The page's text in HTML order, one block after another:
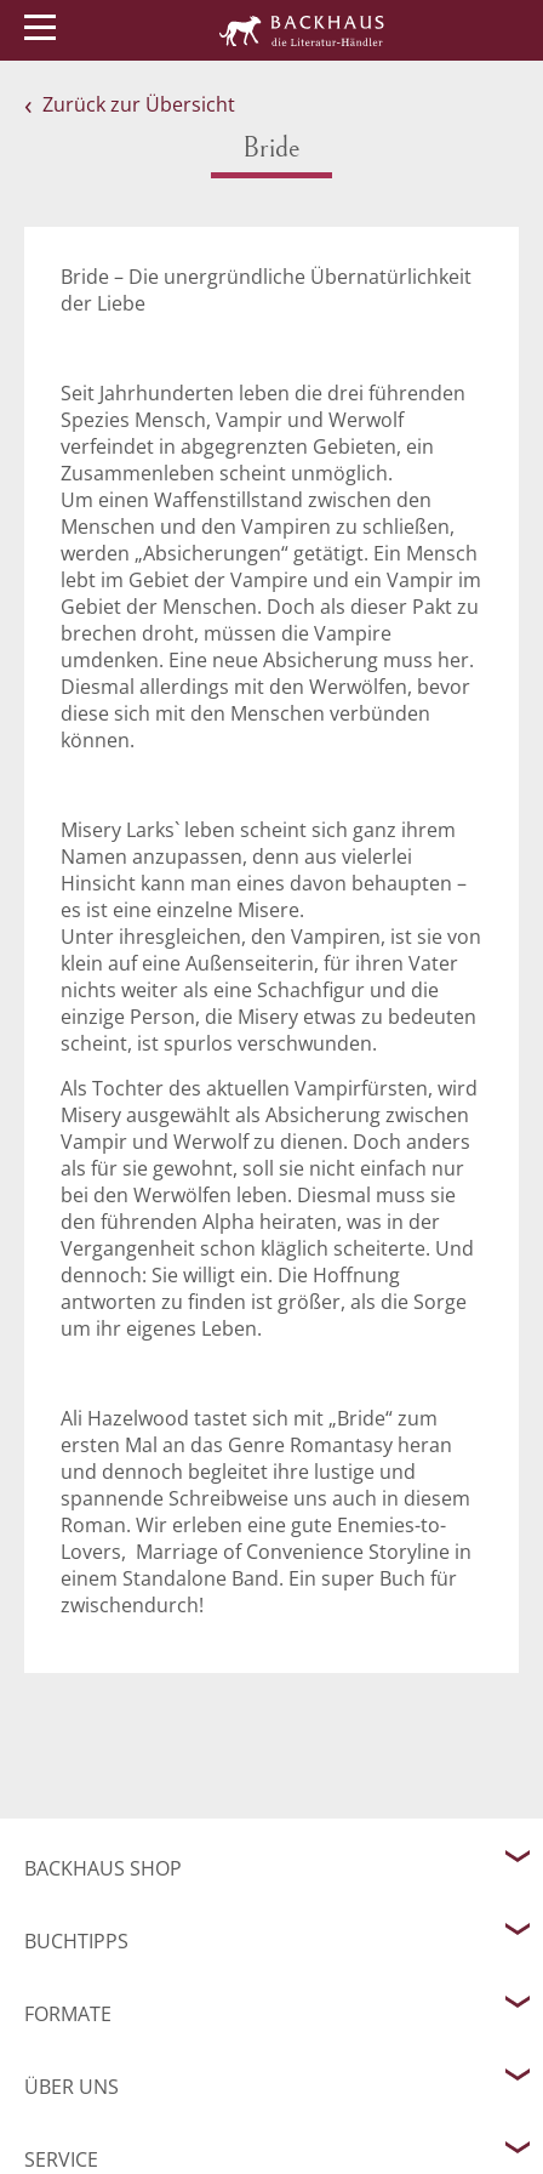
Zurück zur Übersicht
Bride
Bride – Die unergründliche Übernatürlichkeit
der Liebe
Seit Jahrhunderten leben die drei führenden
Spezies Mensch, Vampir und Werwolf
verfeindet in abgegrenzten Gebieten, ein
Zusammenleben scheint unmöglich.
Um einen Waffenstillstand zwischen den
Menschen und den Vampiren zu schließen,
werden „Absicherungen“ getätigt. Ein Mensch
lebt im Gebiet der Vampire und ein Vampir im
Gebiet der Menschen. Doch als dieser Pakt zu
brechen droht, müssen die Vampire
umdenken. Eine neue Absicherung muss her.
Diesmal allerdings mit den Werwölfen, bevor
diese sich mit den Menschen verbünden
können.
Misery Larks` leben scheint sich ganz ihrem
Namen anzupassen, denn aus vielerlei
Hinsicht kann man eines davon behaupten –
es ist eine einzelne Misere.
Unter ihresgleichen, den Vampiren, ist sie von
klein auf eine Außenseiterin, für ihren Vater
nichts weiter als eine Schachfigur und die
einzige Person, die Misery etwas zu bedeuten
scheint, ist spurlos verschwunden.
Als Tochter des aktuellen Vampirfürsten, wird
Misery ausgewählt als Absicherung zwischen
Vampir und Werwolf zu dienen. Doch anders
als für sie gewohnt, soll sie nicht einfach nur
bei den Werwölfen leben. Diesmal muss sie
den führenden Alpha heiraten, was in der
Vergangenheit schon kläglich scheiterte. Und
dennoch: Sie willigt ein. Die Hoffnung
antworten zu finden ist größer, als die Sorge
um ihr eigenes Leben.
Ali Hazelwood tastet sich mit „Bride“ zum
ersten Mal an das Genre Romantasy heran
und dennoch begleitet ihre lustige und
spannende Schreibweise uns auch in diesem
Roman. Wir erleben eine gute Enemies-to-
Lovers, Marriage of Convenience Storyline in
einem Standalone Band. Ein super Buch für
zwischendurch!
BACKHAUS SHOP
BUCHTIPPS
FORMATE
ÜBER UNS
SERVICE